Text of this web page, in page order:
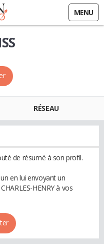
MENU
RÉSEAU
de résumé à son profil.
en lui envoyant un
HENRY à vos